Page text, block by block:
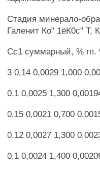
Стадия минерало-
Галенит Ко" 1ёК0с" Т,
Сс1 суммарный, % гп.
3 0,14 0,0029 1,000
0,1 0,0025 1,300
0,15 0,0021 0,700
0,12 0,0027 1,300
0,1 0,0024 1,400